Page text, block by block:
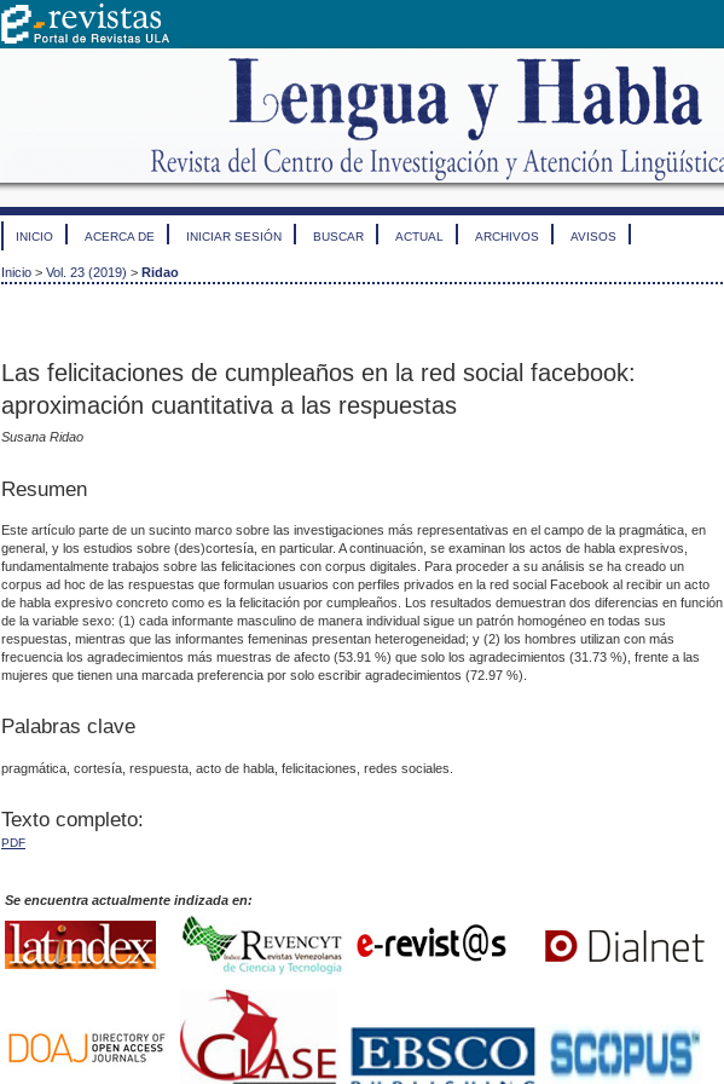
INICIO ACERCA DE INICIAR SESIÓN BUSCAR ACTUAL ARCHIVOS AVISOS
Inicio > Vol. 23 (2019) > Ridao
Las felicitaciones de cumpleaños en la red social facebook:
aproximación cuantitativa a las respuestas
Susana Ridao
Resumen
Este artículo parte de un sucinto marco sobre las investigaciones más representativas en el campo de la pragmática, en
general, y los estudios sobre (des)cortesía, en particular. A continuación, se examinan los actos de habla expresivos,
fundamentalmente trabajos sobre las felicitaciones con corpus digitales. Para proceder a su análisis se ha creado un
corpus ad hoc de las respuestas que formulan usuarios con perfiles privados en la red social Facebook al recibir un acto
de habla expresivo concreto como es la felicitación por cumpleaños. Los resultados demuestran dos diferencias en función
de la variable sexo: (1) cada informante masculino de manera individual sigue un patrón homogéneo en todas sus
respuestas, mientras que las informantes femeninas presentan heterogeneidad; y (2) los hombres utilizan con más
frecuencia los agradecimientos más muestras de afecto (53.91 %) que solo los agradecimientos (31.73 %), frente a las
mujeres que tienen una marcada preferencia por solo escribir agradecimientos (72.97 %).
Palabras clave
pragmática, cortesía, respuesta, acto de habla, felicitaciones, redes sociales.
Texto completo:
PDF
Se encuentra actualmente indizada en: